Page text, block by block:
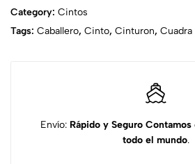
Category: Cintos
Tags: Caballero, Cinto, Cinturon, Cuadra
Envío: Rápido y Seguro Contamos
todo el mundo.